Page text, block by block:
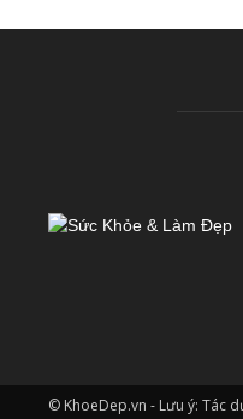
© KhoeDep.vn - Lưu ý: Tác